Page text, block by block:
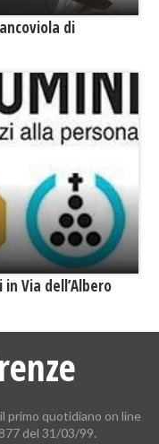
di
Via dell’Albero
primo quotidiano on line
del 31/03/99.